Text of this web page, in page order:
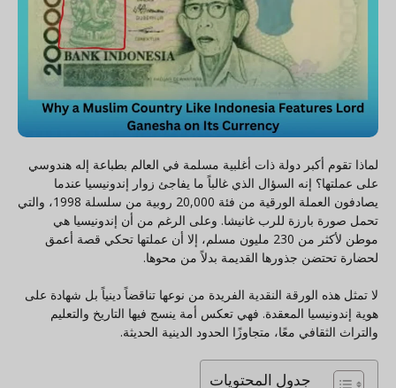
لماذا تقوم أكبر دولة ذات أغلبية مسلمة في العالم بطباعة إله هندوسي
على عملتها؟ إنه السؤال الذي غالباً ما يفاجئ زوار إندونيسيا عندما
يصادفون العملة الورقية من فئة 20,000 روبية من سلسلة 1998، والتي
تحمل صورة بارزة للرب غانيشا. وعلى الرغم من أن إندونيسيا هي
موطن لأكثر من 230 مليون مسلم، إلا أن عملتها تحكي قصة أعمق
لحضارة تحتضن جذورها القديمة بدلاً من محوها.
لا تمثل هذه الورقة النقدية الفريدة من نوعها تناقضاً دينياً بل شهادة على
هوية إندونيسيا المعقدة. فهي تعكس أمة ينسج فيها التاريخ والتعليم
والتراث الثقافي معًا، متجاوزًا الحدود الدينية الحديثة.
جدول المحتويات